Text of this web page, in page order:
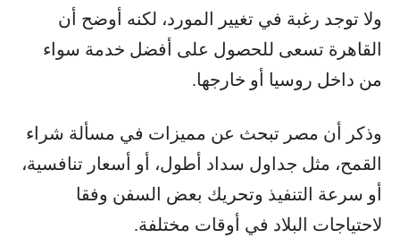
ولا توجد رغبة في تغيير المورد، لكنه أوضح أن
القاهرة تسعى للحصول على أفضل خدمة سواء
من داخل روسيا أو خارجها.
وذكر أن مصر تبحث عن مميزات في مسألة شراء
القمح، مثل جداول سداد أطول، أو أسعار تنافسية،
أو سرعة التنفيذ وتحريك بعض السفن وفقا
لاحتياجات البلاد في أوقات مختلفة.